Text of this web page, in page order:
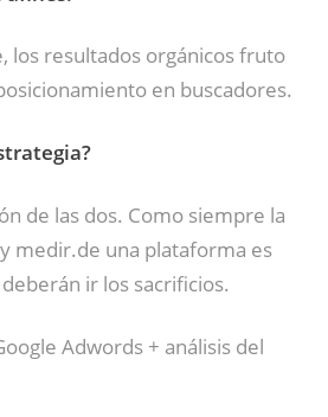
los resultados orgánicos fruto
en buscadores.
de las dos. Como siempre la
medir.de una plataforma es
ir los sacrificios.
Adwords + análisis del